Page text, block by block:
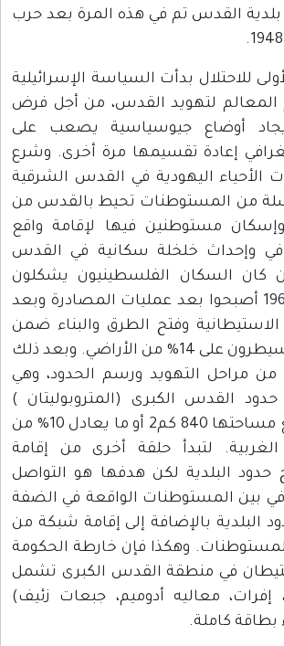
القدس تم في هذه المرة بعد حرب
للاحتلال بدأت السياسة الإسرائيلية
المعالم لتهويد القدس، من أجل فرض
أوضاع جيوسياسية يصعب على
إعادة تقسيمها مرة أخرى. وشرع
اليهودية في القدس الشرقية
من المستوطنات تحيط بالقدس من
مستوطنين فيها لإقامة واقع
وإحداث خلخلة سكانية في القدس
كان السكان الفلسطينيون يشكلون
أغلبية في سنة 1967 أصبحوا بعد عمليات المصادرة وبعد
وفتح الطرق والبناء ضمن
الأحياء العربية يسيطرون على 14% من الأراضي. وبعد ذلك
من مراحل التهويد ورسم الحدود، وهي
القدس الكبرى (المتروبوليتان )
تشمل أراضٍ تبلغ مساحتها 840 كم2 أو ما يعادل 10% من
لتبدأ حلقة أخرى من إقامة
البلدية لكن هدفها هو التواصل
بين المستوطنات الواقعة في الضفة
البلدية بالإضافة إلى إقامة شبكة من
وهكذا فإن خارطة الحكومة
في منطقة القدس الكبرى تشمل
معاليه أدوميم، جبعات زئيف)
بطاقة كاملة.